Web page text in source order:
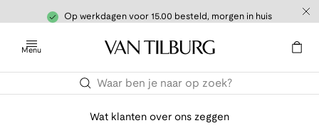
Op werkdagen voor 15.00 besteld, morgen in huis
Menu
Wat klanten over ons zeggen